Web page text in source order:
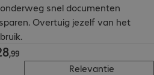
snel documenten
Overtuig jezelf van het
,99
Relevantie